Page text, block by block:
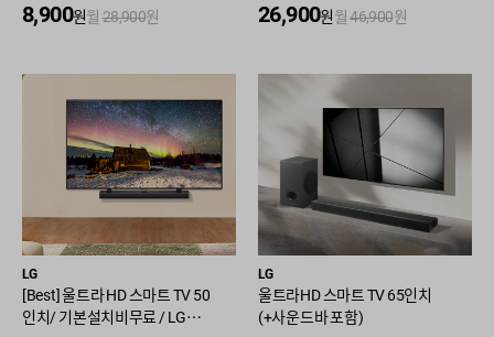
8,900원월 28,900원 26,900원월 46,900원
LG
[Best] 울트라 HD 스마트 TV 50
인치/ 기본설치비무료 / LG전문
LG
울트라HD 스마트 TV 65인치
(+사운드바 포함)